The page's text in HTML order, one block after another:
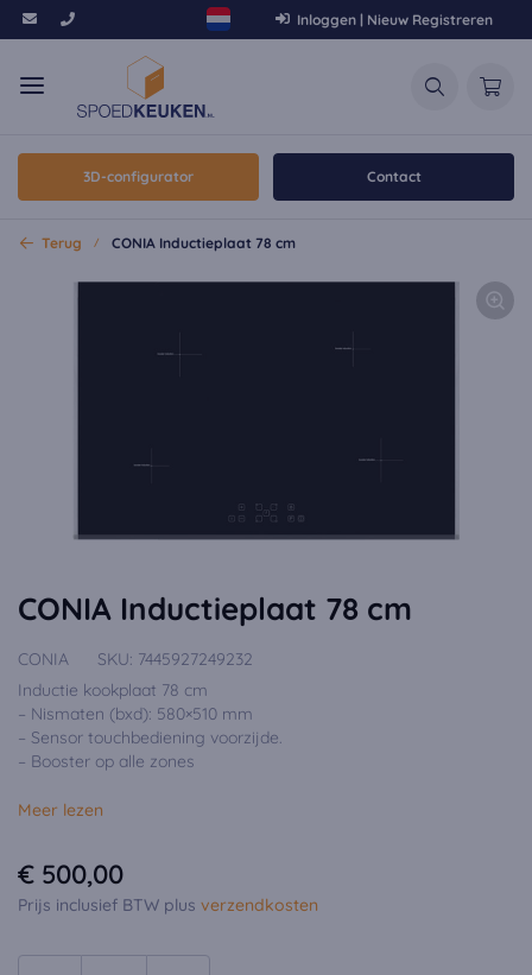
Inloggen | Nieuw Registreren
3D-configurator Contact
Terug CONIA Inductieplaat 78 cm
CONIA Inductieplaat 78 cm
CONIA SKU: 7445927249232
Inductie kookplaat 78 cm
– Nismaten (bxd): 580×510 mm
– Sensor touchbediening voorzijde.
– Booster op alle zones
Meer lezen
€ 500,00
Prijs inclusief BTW plus verzendkosten